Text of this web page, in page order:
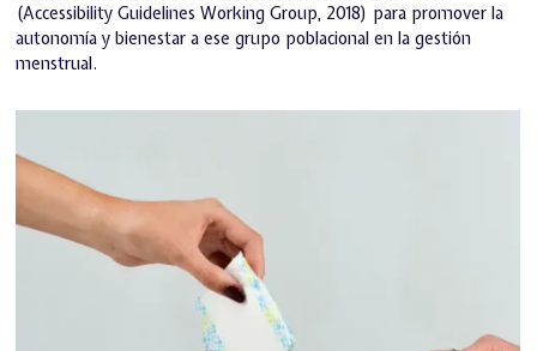
(Accessibility Guidelines Working Group, 2018) para promover la
autonomía y bienestar a ese grupo poblacional en la gestión
menstrual.